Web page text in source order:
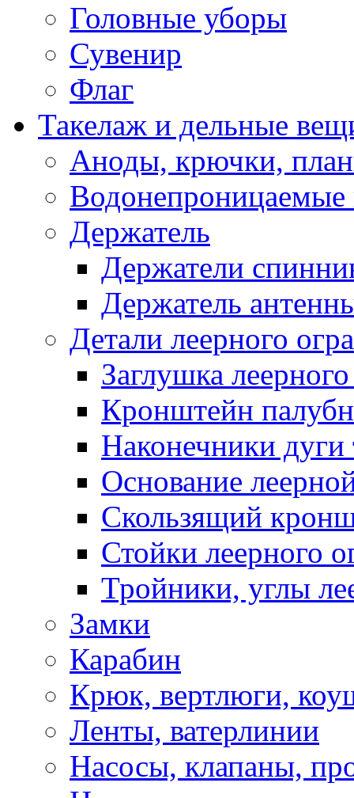
Головные уборы
Сувенир
Флаг
Такелаж и дельные
Аноды, крючки,
Водонепроницаемые
Держатель
Держатели
Держатель
Детали леерного
Заглушка
Кронштейн
Наконечники дуги
Основание
Скользящий
Стойки леерного
Тройники, углы
Замки
Карабин
Крюк, вертлюги,
Ленты, ватерлинии
Насосы, клапаны,